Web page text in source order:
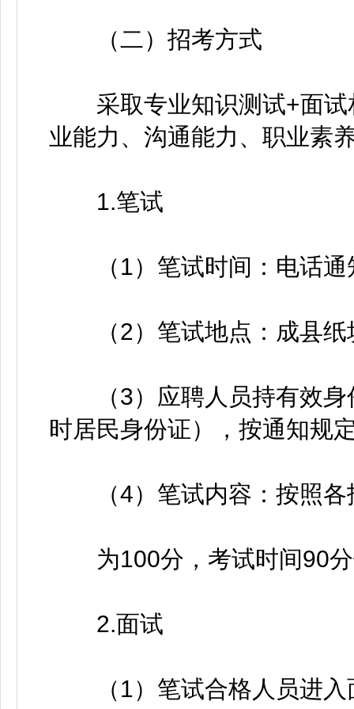
（二）招考方式
采取专业知识测试+面试
业能力、沟通能力、职业素
1.笔试
（1）笔试时间：电话通
（2）笔试地点：成县纸
（3）应聘人员持有效身
时居民身份证），按通知规
（4）笔试内容：按照各
为100分，考试时间90分
2.面试
（1）笔试合格人员进入